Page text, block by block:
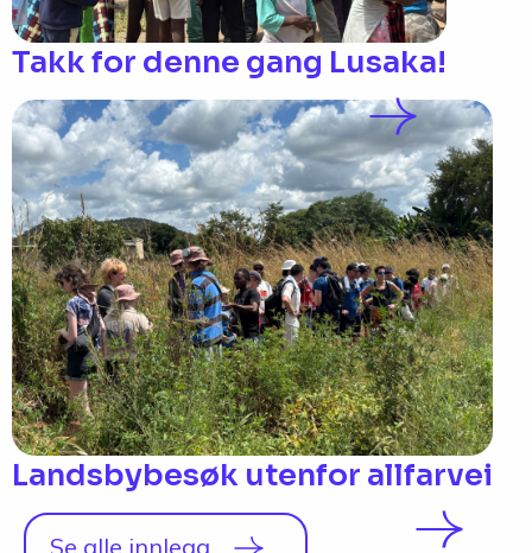
Takk for denne gang Lusaka!
Landsbybesøk utenfor allfarvei
Se alle innlegg